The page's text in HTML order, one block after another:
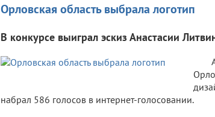
Орловская область выбрала логотип
В конкурсе выиграл эскиз Анастасии
набрал 586 голосов в интернет-голосовании.